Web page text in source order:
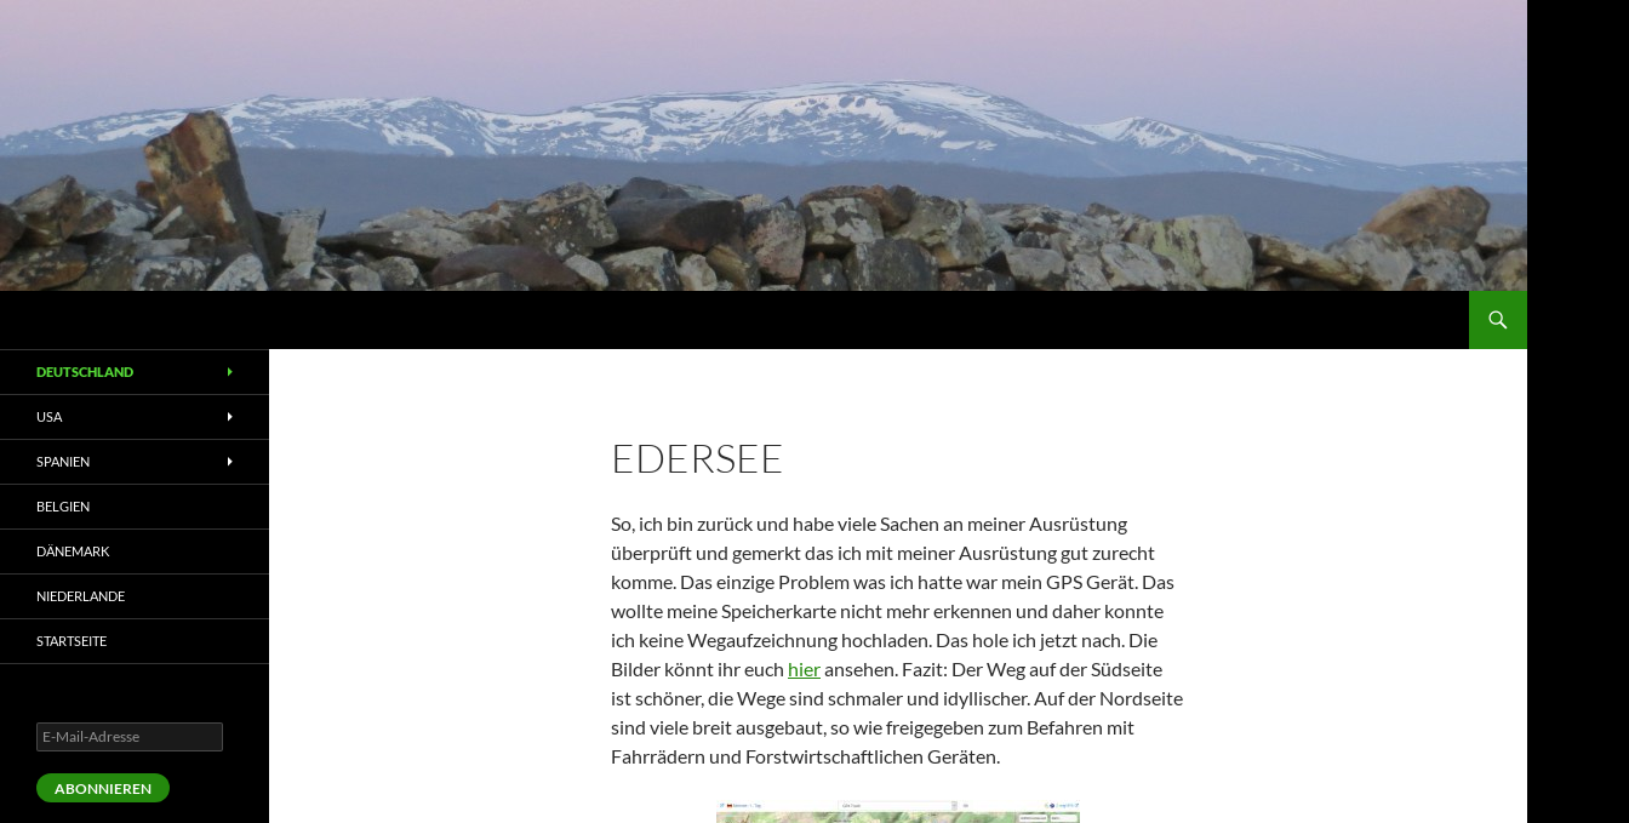
EDERSEE
So, ich bin zurück und habe viele Sachen an meiner Ausrüstung
überprüft und gemerkt das ich mit meiner Ausrüstung gut zurecht
komme. Das einzige Problem was ich hatte war mein GPS Gerät. Das
wollte meine Speicherkarte nicht mehr erkennen und daher konnte
ich keine Wegaufzeichnung hochladen. Das hole ich jetzt nach. Die
Bilder könnt ihr euch hieransehen. Fazit: Der Weg auf der Südseite
ist schöner, die Wege sind schmaler und idyllischer. Auf der Nordseite
sind viele breit ausgebaut, so wie freigegeben zum Befahren mit
Fahrrädern und Forstwirtschaftlichen Geräten.
DEUTSCHLAND
USA
SPANIEN
BELGIEN
DÄNEMARK
NIEDERLANDE
STARTSEITE
E-
Mail-
Adresse
ABONNIEREN